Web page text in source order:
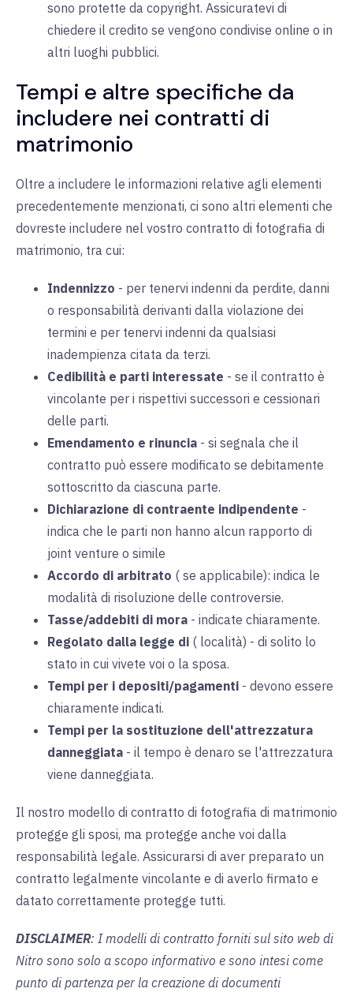
sono protette da copyright. Assicuratevi di
chiedere il credito se vengono condivise online o in
altri luoghi pubblici.
Tempi e altre specifiche da
includere nei contratti di
matrimonio
Oltre a includere le informazioni relative agli elementi
precedentemente menzionati, ci sono altri elementi che
dovreste includere nel vostro contratto di fotografia di
matrimonio, tra cui:
Indennizzo - per tenervi indenni da perdite, danni
o responsabilità derivanti dalla violazione dei
termini e per tenervi indenni da qualsiasi
inadempienza citata da terzi.
Cedibilità e parti interessate - se il contratto è
vincolante per i rispettivi successori e cessionari
delle parti.
Emendamento e rinuncia - si segnala che il
contratto può essere modificato se debitamente
sottoscritto da ciascuna parte.
Dichiarazione di contraente indipendente -
indica che le parti non hanno alcun rapporto di
joint venture o simile
Accordo di arbitrato ( se applicabile): indica le
modalità di risoluzione delle controversie.
Tasse/addebiti di mora - indicate chiaramente.
Regolato dalla legge di ( località) - di solito lo
stato in cui vivete voi o la sposa.
Tempi per i depositi/pagamenti - devono essere
chiaramente indicati.
Tempi per la sostituzione dell'attrezzatura
danneggiata - il tempo è denaro se l'attrezzatura
viene danneggiata.
Il nostro modello di contratto di fotografia di matrimonio
protegge gli sposi, ma protegge anche voi dalla
responsabilità legale. Assicurarsi di aver preparato un
contratto legalmente vincolante e di averlo firmato e
datato correttamente protegge tutti.
DISCLAIMER: I modelli di contratto forniti sul sito web di
Nitro sono solo a scopo informativo e sono intesi come
punto di partenza per la creazione di documenti